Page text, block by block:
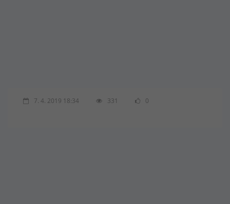
7. 4. 2019 18:34 331 0